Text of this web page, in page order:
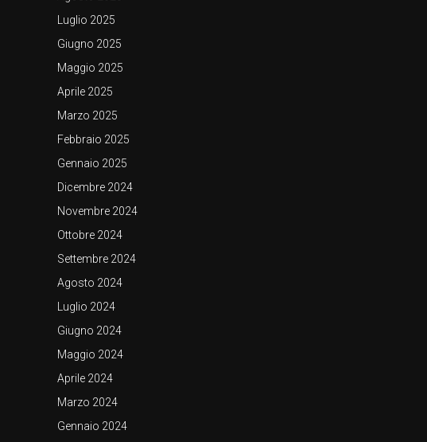
Luglio 2025
Giugno 2025
Maggio 2025
Aprile 2025
Marzo 2025
Febbraio 2025
Gennaio 2025
Dicembre 2024
Novembre 2024
Ottobre 2024
Settembre 2024
Agosto 2024
Luglio 2024
Giugno 2024
Maggio 2024
Aprile 2024
Marzo 2024
Gennaio 2024